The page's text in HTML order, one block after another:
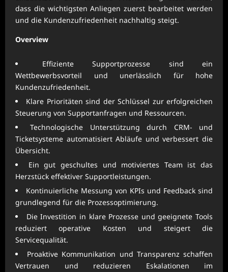
dass die wichtigsten Anliegen zuerst bearbeitet werden
und die Kundenzufriedenheit nachhaltig steigt.
Overview
Effiziente Supportprozesse sind ein
Wettbewerbsvorteil und unerlässlich für hohe
Kundenzufriedenheit.
Klare Prioritäten sind der Schlüssel zur erfolgreichen
Steuerung von Supportanfragen und Ressourcen.
Technologische Unterstützung durch CRM- und
Ticketsysteme automatisiert Abläufe und verbessert die
Übersicht.
Ein gut geschultes und motiviertes Team ist das
Herzstück effektiver Supportleistungen.
Kontinuierliche Messung von KPIs und Feedback sind
grundlegend für die Prozessoptimierung.
Die Investition in klare Prozesse und geeignete Tools
reduziert operative Kosten und steigert die
Servicequalität.
Proaktive Kommunikation und Transparenz schaffen
Vertrauen und reduzieren Eskalationen im